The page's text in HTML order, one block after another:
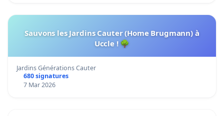
Sauvons les Jardins Cauter (Home Brugmann) à
Uccle ! 🌳
Jardins Générations Cauter
680 signatures
7 Mar 2026